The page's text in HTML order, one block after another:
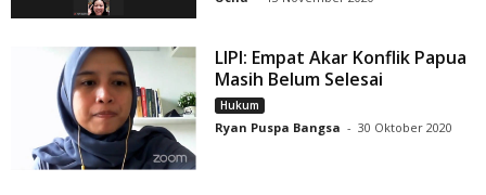
LIPI: Empat Akar Konflik Papua
Masih Belum Selesai
Hukum
Ryan Puspa Bangsa - 30 Oktober 2020